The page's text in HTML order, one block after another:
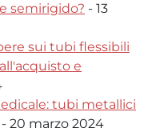
semirigido? - 13
sui tubi flessibili
e
tubi metallici
- 20 marzo 2024